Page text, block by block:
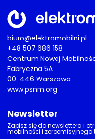
biuro@elektromobilni.pl
+48 507 686 158
Centrum Nowej
Fabryczna 5A
00-446 Warszawa
www.psnm.org
Newsletter
Zapisz się do newslettera i
mobilności i zeroemisyjnego